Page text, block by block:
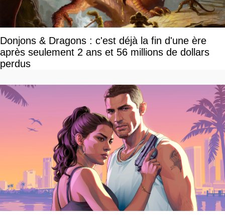
Donjons & Dragons : c'est déjà la fin d'une ère
après seulement 2 ans et 56 millions de dollars
perdus